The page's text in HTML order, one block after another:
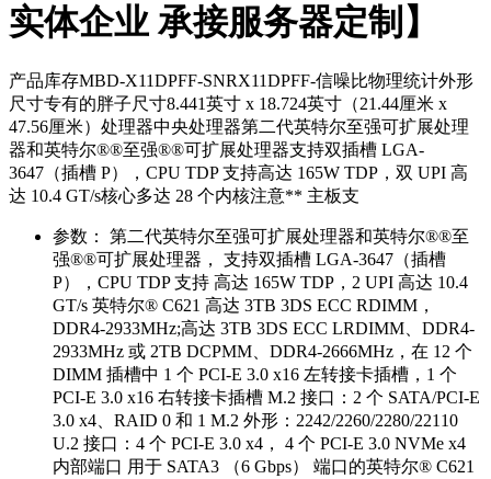
实体企业 承接服务器定制】
产品库存MBD-X11DPFF-SNRX11DPFF-信噪比物理统计外形
尺寸专有的胖子尺寸8.441英寸 x 18.724英寸（21.44厘米 x
47.56厘米）处理器中央处理器第二代英特尔至强可扩展处理
器和英特尔®®至强®®可扩展处理器支持双插槽 LGA-
3647（插槽 P），CPU TDP 支持高达 165W TDP，双 UPI 高
达 10.4 GT/s核心多达 28 个内核注意** 主板支
参数：
第二代英特尔至强可扩展处理器和英特尔®®至
强®®可扩展处理器， 支持双插槽 LGA-3647（插槽
P），CPU TDP 支持 高达 165W TDP，2 UPI 高达 10.4
GT/s 英特尔® C621 高达 3TB 3DS ECC RDIMM，
DDR4-2933MHz;高达 3TB 3DS ECC LRDIMM、DDR4-
2933MHz 或 2TB DCPMM、DDR4-2666MHz，在 12 个
DIMM 插槽中 1 个 PCI-E 3.0 x16 左转接卡插槽，1 个
PCI-E 3.0 x16 右转接卡插槽 M.2 接口：2 个 SATA/PCI-E
3.0 x4、RAID 0 和 1 M.2 外形：2242/2260/2280/22110
U.2 接口：4 个 PCI-E 3.0 x4， 4 个 PCI-E 3.0 NVMe x4
内部端口 用于 SATA3 （6 Gbps） 端口的英特尔® C621